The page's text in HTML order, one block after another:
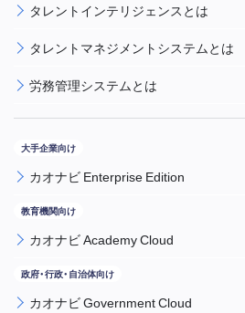
タレントインテリジェンスとは
タレントマネジメントシステムとは
労務管理システムとは
カオナビ Enterprise Edition
カオナビ Academy Cloud
カオナビ Government Cloud